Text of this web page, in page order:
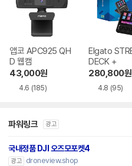
앱코 APC925 QH
D 웹캠
43,000원
4.6 (185)
Elgato
DECK +
280,800원
4.8 (95)
파워링크 광고
국내정품 DJI 오즈모포켓4
광고
droneview.shop